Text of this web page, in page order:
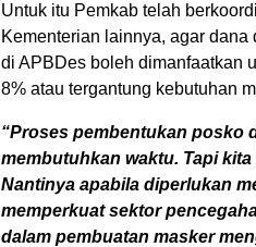
Untuk itu Pemkab telah
Kementerian lainnya, agar
di APBDes boleh dimanfaatkan
8% atau tergantung kebutuhan
“Proses pembentukan posko
membutuhkan waktu. Tapi
Nantinya apabila diperlukan
memperkuat sektor
dalam pembuatan masker